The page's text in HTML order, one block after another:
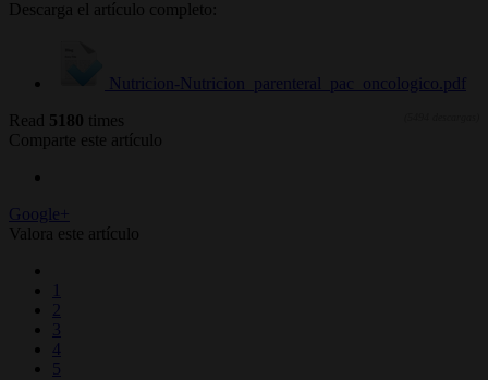
Descarga el artículo completo:
Nutricion-Nutricion_parenteral_pac_oncologico.pdf
Read 5180 times
Comparte este artículo
Google+
Valora este artículo
1
2
3
4
5